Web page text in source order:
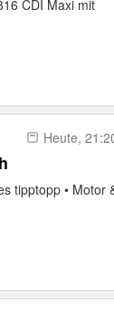
CDI Maxi mit
Heute,
tipptopp • Motor